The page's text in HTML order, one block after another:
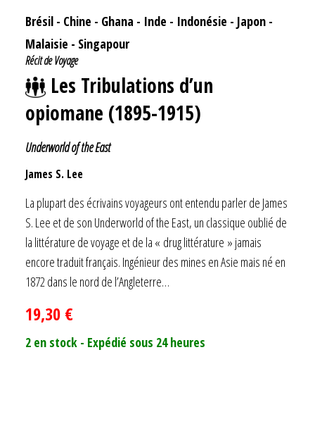
Brésil - Chine - Ghana - Inde - Indonésie - Japon -
Malaisie - Singapour
Récit de Voyage
Les Tribulations d’un
opiomane (1895-1915)
Underworld of the East
James S. Lee
La plupart des écrivains voyageurs ont entendu parler de James
S. Lee et de son Underworld of the East, un classique oublié de
la littérature de voyage et de la « drug littérature » jamais
encore traduit français. Ingénieur des mines en Asie mais né en
1872 dans le nord de l’Angleterre…
19,30 €
2 en stock - Expédié sous 24 heures